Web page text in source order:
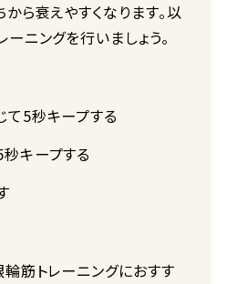
ら衰えやすくなります。以
ニングを行いましょう。
て5秒キープする
キープする
筋トレーニングにおすす